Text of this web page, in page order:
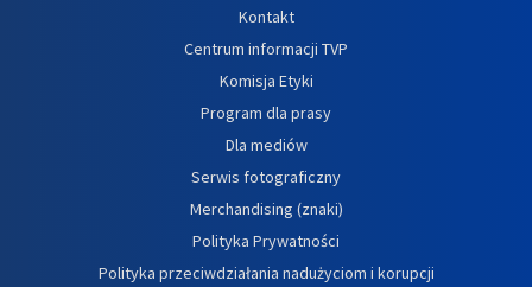
Kontakt
Centrum informacji TVP
Komisja Etyki
Program dla prasy
Dla mediów
Serwis fotograficzny
Merchandising (znaki)
Polityka Prywatności
Polityka przeciwdziałania nadużyciom i korupcji